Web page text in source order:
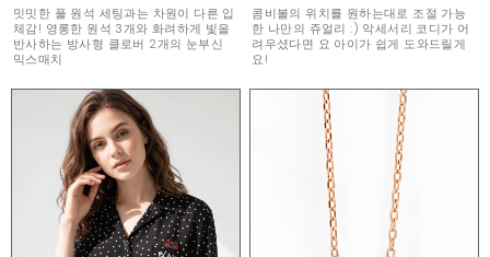
밋밋한 풀 원석 세팅과는 차원이 다른 입
체감! 영롱한 원석 3개와 화려하게 빛을
반사하는 방사형 클로버 2개의 눈부신
믹스매치
콤비볼의 위치를 원하는대로 조절 가능
한 나만의 쥬얼리 :) 악세서리 코디가 어
려우셨다면 요 아이가 쉽게 도와드릴게
요!